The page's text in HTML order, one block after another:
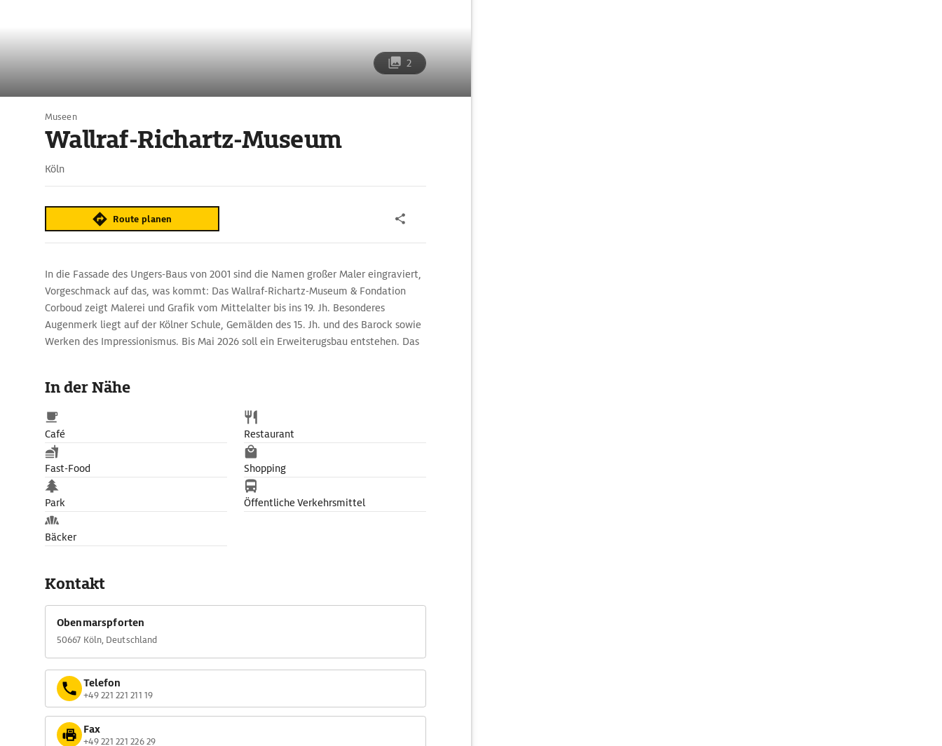
2
Museen
Wallraf-Richartz-Museum
Köln
Route planen
In die Fassade des Ungers-Baus von 2001 sind die Namen großer Maler eingraviert,
Vorgeschmack auf das, was kommt: Das Wallraf-Richartz-Museum & Fondation
Corboud zeigt Malerei und Grafik vom Mittelalter bis ins 19. Jh. Besonderes
Augenmerk liegt auf der Kölner Schule, Gemälden des 15. Jh. und des Barock sowie
Werken des Impressionismus. Bis Mai 2026 soll ein Erweiterugsbau entstehen. Das
In der Nähe
Café Restaurant
Fast-Food Shopping
Park Öffentliche Verkehrsmittel
Bäcker
Kontakt
Obenmarspforten
50667 Köln, Deutschland
Telefon
+49 221 221 211 19
Fax
+49 221 221 226 29